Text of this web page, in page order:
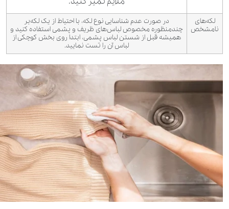
لکه‌های
نامشخص
در صورت عدم شناسایی نوع لکه، با احتیاط از یک لکه‌بر
چندمنظوره مخصوص لباس‌های ظریف و پشمی استفاده کنید و
همیشه قبل از شستن لباس پشمی، ابتدا روی بخش کوچکی از
لباس آن را تست نمایید.